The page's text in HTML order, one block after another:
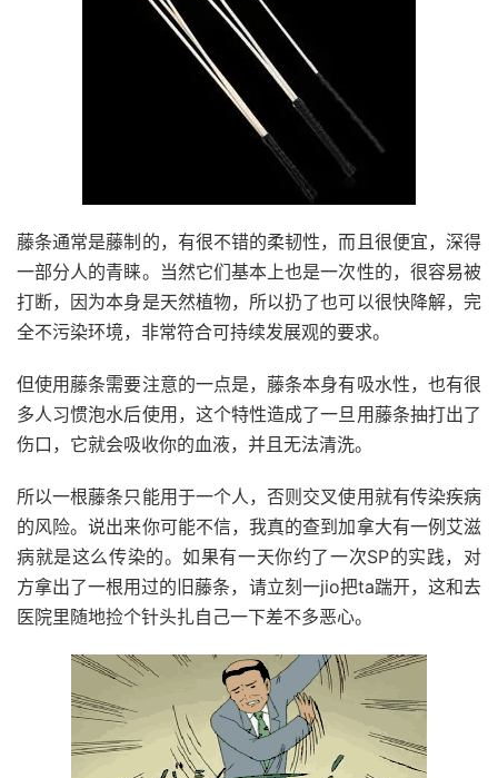
藤条通常是藤制的，有很不错的柔韧性，而且很便宜，深得
一部分人的青睐。当然它们基本上也是一次性的，很容易被
打断，因为本身是天然植物，所以扔了也可以很快降解，完
全不污染环境，非常符合可持续发展观的要求。
但使用藤条需要注意的一点是，藤条本身有吸水性，也有很
多人习惯泡水后使用，这个特性造成了一旦用藤条抽打出了
伤口，它就会吸收你的血液，并且无法清洗。
所以一根藤条只能用于一个人，否则交叉使用就有传染疾病
的风险。说出来你可能不信，我真的查到加拿大有一例艾滋
病就是这么传染的。如果有一天你约了一次SP的实践，对
方拿出了一根用过的旧藤条，请立刻一jio把ta踹开，这和去
医院里随地捡个针头扎自己一下差不多恶心。